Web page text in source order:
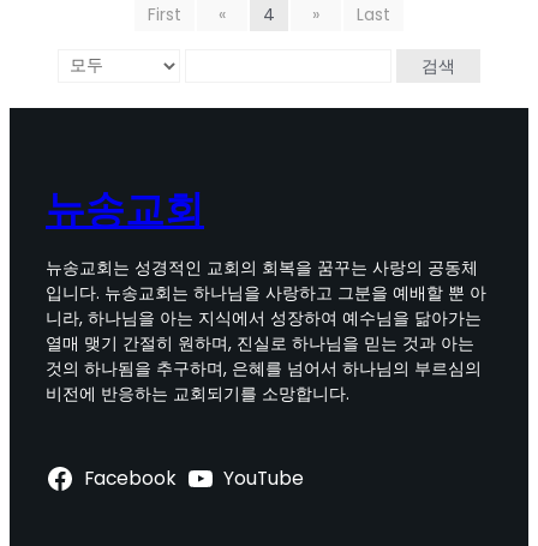
First « 4 » Last
검색
뉴송교회
뉴송교회는 성경적인 교회의 회복을 꿈꾸는 사랑의 공동체
입니다. 뉴송교회는 하나님을 사랑하고 그분을 예배할 뿐 아
니라, 하나님을 아는 지식에서 성장하여 예수님을 닮아가는
열매 맺기 간절히 원하며, 진실로 하나님을 믿는 것과 아는
것의 하나됨을 추구하며, 은혜를 넘어서 하나님의 부르심의
비전에 반응하는 교회되기를 소망합니다.
Facebook YouTube